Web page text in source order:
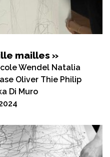
mailles »
Wendel Natalia
Oliver Thie Philip
Di Muro